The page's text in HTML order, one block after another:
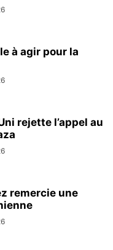
à agir pour la
rejette l’appel au
remercie une